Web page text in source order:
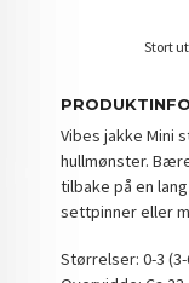
Stort
PRODUKTINFO
Vibes jakke Mini
hullmønster.
tilbake på en
settpinner eller
Størrelser: 0-3 (3-